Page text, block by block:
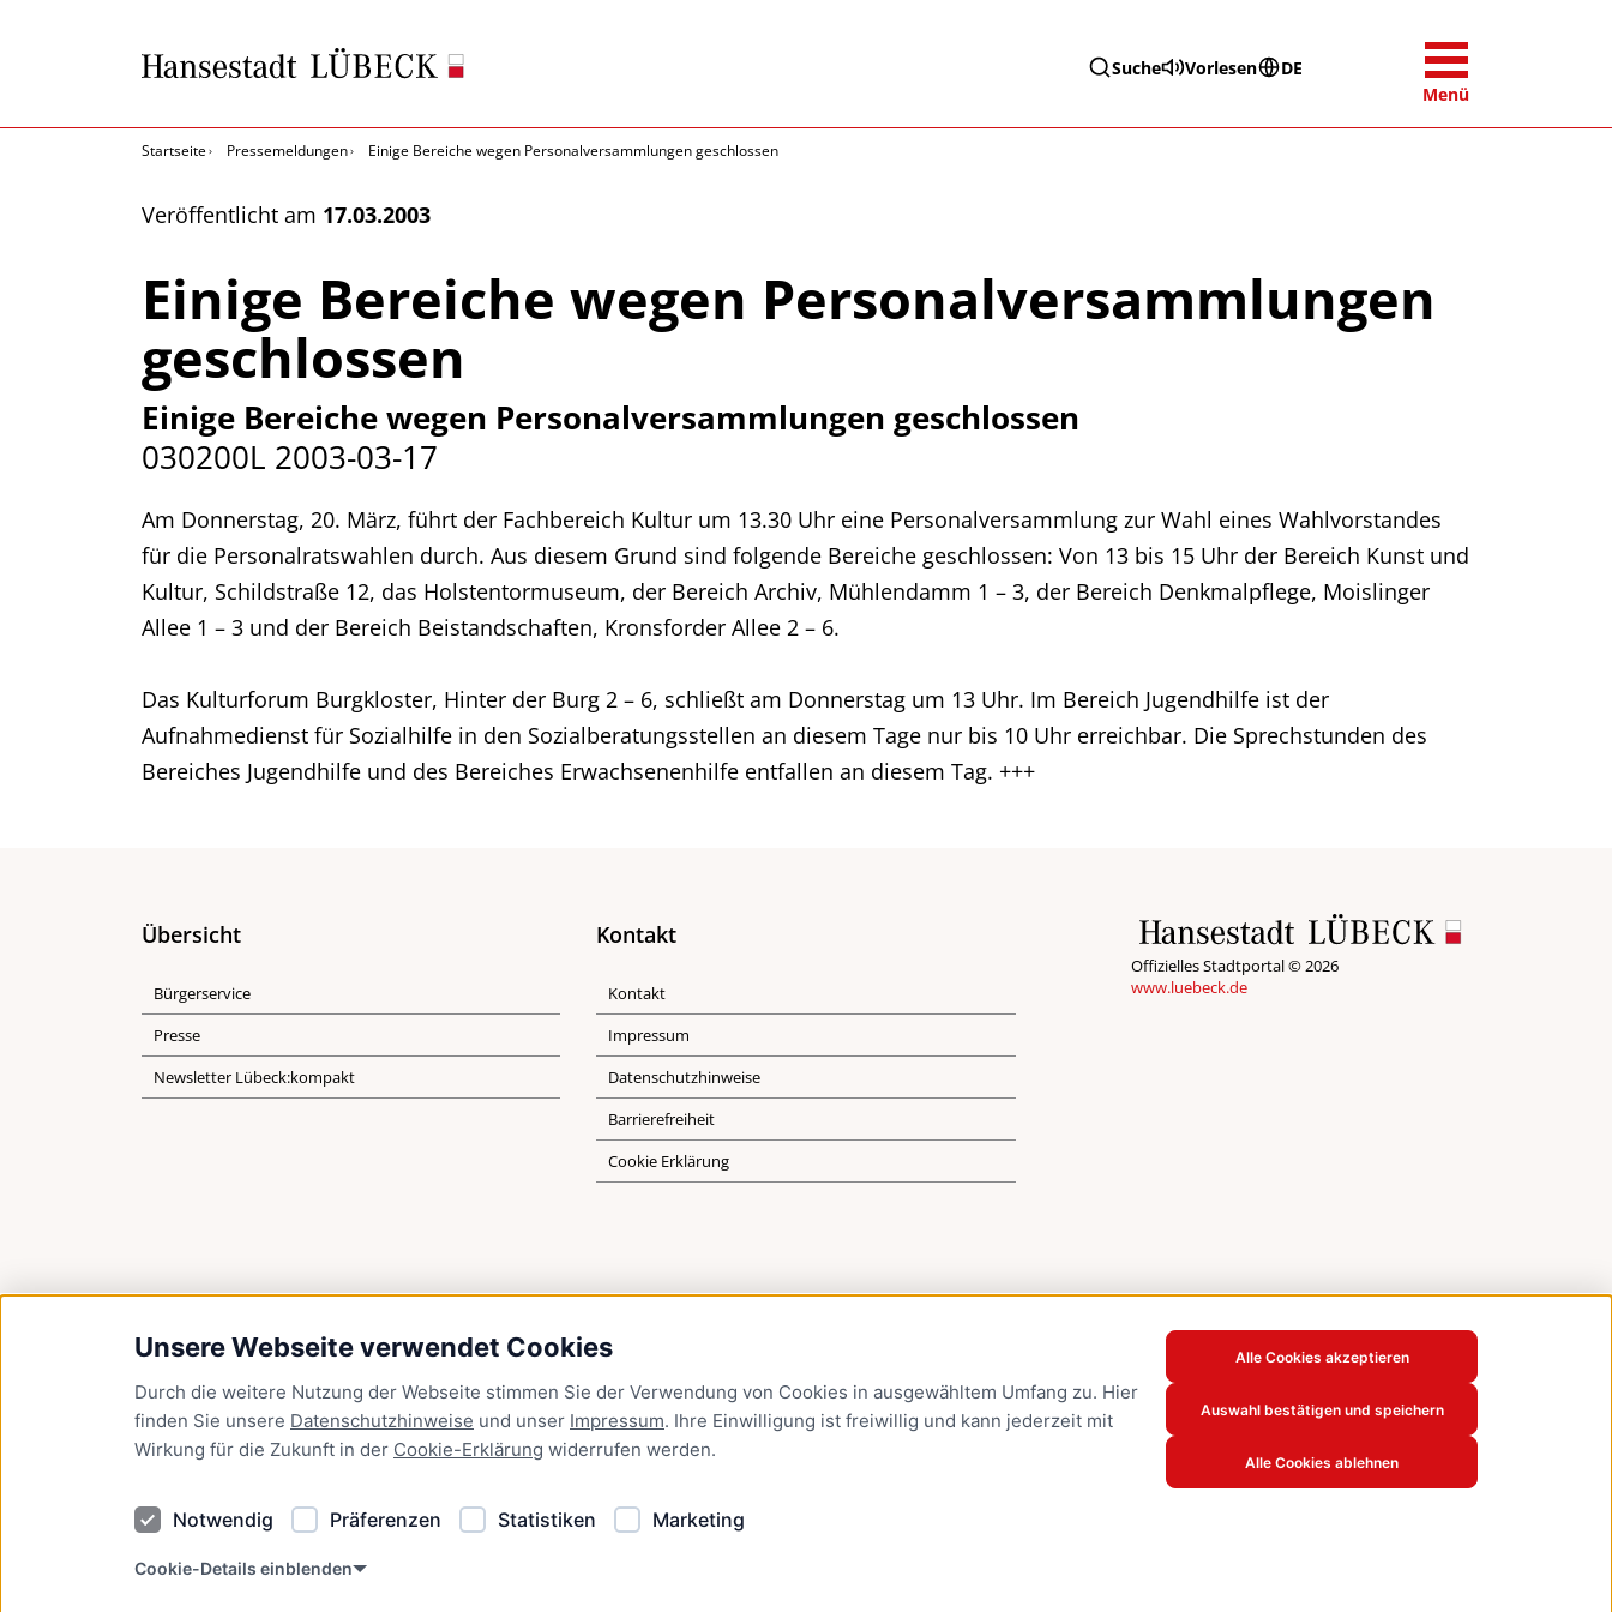
Unsere Webseite verwendet Cookies
Durch die weitere Nutzung der Webseite stimmen Sie der Verwendung von Cookies in ausgewähltem Umfang zu. Hier
finden Sie unsere Datenschutzhinweise und unser Impressum. Ihre Einwilligung ist freiwillig und kann jederzeit mit
Wirkung für die Zukunft in der Cookie-Erklärung widerrufen werden.
Notwendig Präferenzen Statistiken Marketing
Cookie-Details einblenden
Alle Cookies akzeptieren
Auswahl bestätigen und speichern
Alle Cookies ablehnen
Suche Vorlesen
DE
Menü
Startseite Pressemeldungen Einige Bereiche wegen Personalversammlungen geschlossen
Veröffentlicht am 17.03.2003
Einige Bereiche wegen Personalversammlungen
geschlossen
Einige Bereiche wegen Personalversammlungen geschlossen
030200L 2003-03-17
Am Donnerstag, 20. März, führt der Fachbereich Kultur um 13.30 Uhr eine Personalversammlung zur Wahl eines Wahlvorstandes
für die Personalratswahlen durch. Aus diesem Grund sind folgende Bereiche geschlossen: Von 13 bis 15 Uhr der Bereich Kunst und
Kultur, Schildstraße 12, das Holstentormuseum, der Bereich Archiv, Mühlendamm 1 – 3, der Bereich Denkmalpflege, Moislinger
Allee 1 – 3 und der Bereich Beistandschaften, Kronsforder Allee 2 – 6.
Das Kulturforum Burgkloster, Hinter der Burg 2 – 6, schließt am Donnerstag um 13 Uhr. Im Bereich Jugendhilfe ist der
Aufnahmedienst für Sozialhilfe in den Sozialberatungsstellen an diesem Tage nur bis 10 Uhr erreichbar. Die Sprechstunden des
Bereiches Jugendhilfe und des Bereiches Erwachsenenhilfe entfallen an diesem Tag. +++
Übersicht
Bürgerservice
Presse
Newsletter Lübeck:kompakt
Kontakt
Kontakt
Impressum
Datenschutzhinweise
Barrierefreiheit
Cookie Erklärung
Offizielles Stadtportal © 2026
www.luebeck.de